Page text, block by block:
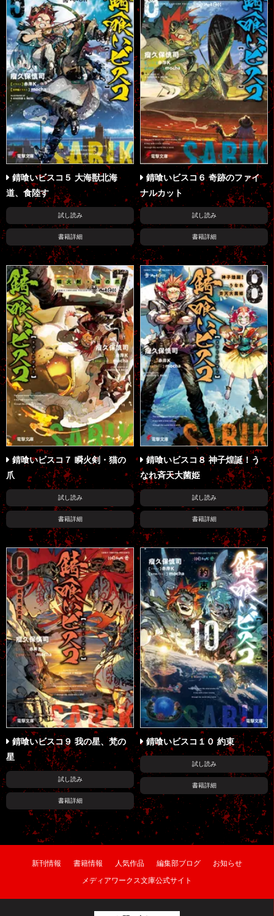
錆喰いビスコ５ 大海獣北海
道、食陸す
試し読み
書籍詳細
錆喰いビスコ６ 奇跡のファイ
ナルカット
試し読み
書籍詳細
錆喰いビスコ７ 瞬火剣・猫の
爪
試し読み
書籍詳細
錆喰いビスコ８ 神子煌誕！う
なれ斉天大菌姫
試し読み
書籍詳細
錆喰いビスコ９ 我の星、梵の
星
試し読み
書籍詳細
錆喰いビスコ１０ 約束
試し読み
書籍詳細
新刊情報 書籍情報 人気作品 編集部ブログ
お知らせ
メディアワークス文庫公式サイト